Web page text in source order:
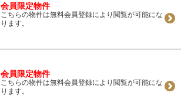
会員限定物件
こちらの物件は無料会員登録により閲覧が可能にな
ります。
会員限定物件
こちらの物件は無料会員登録により閲覧が可能にな
ります。